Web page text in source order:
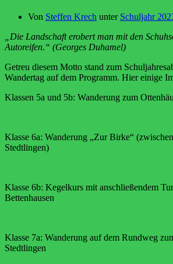
Von Steffen Krech unter Schuljahr
„Die Landschaft erobert man mit den
Autoreifen.“ (Georges Duhamel)
Getreu diesem Motto stand zum
Wandertag auf dem Programm. Hier einige
Klassen 5a und 5b: Wanderung zum
Klasse 6a: Wanderung „Zur Birke“
Stedtlingen)
Klasse 6b: Kegelkurs mit anschließendem
Bettenhausen
Klasse 7a: Wanderung auf dem Rundweg
Stedtlingen